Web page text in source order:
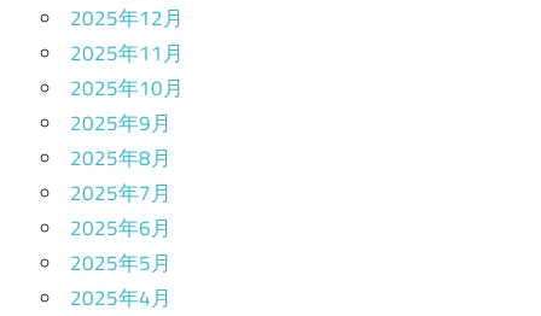
2025年12月
2025年11月
2025年10月
2025年9月
2025年8月
2025年7月
2025年6月
2025年5月
2025年4月